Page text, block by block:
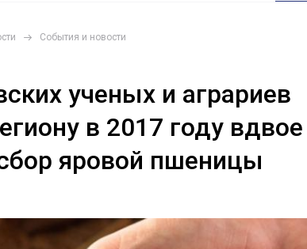
События и новости
ученых и аграриев
в 2017 году вдвое
яровой пшеницы